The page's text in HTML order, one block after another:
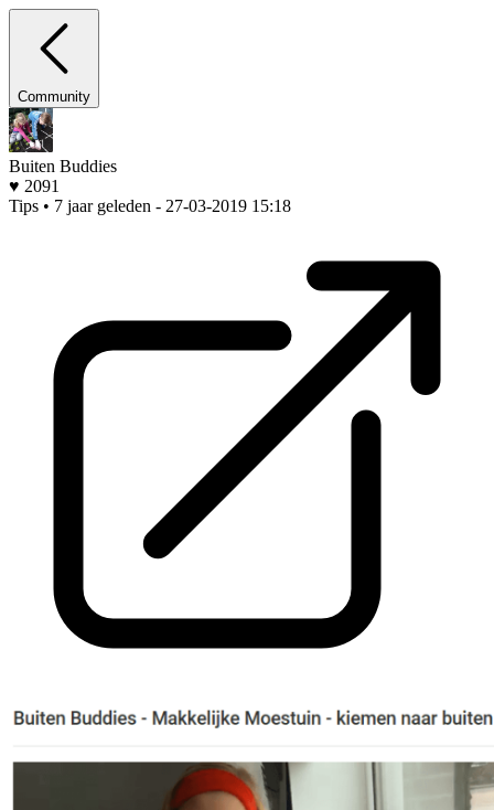
Community
Buiten Buddies
♥ 2091
Tips • 7 jaar geleden - 27-03-2019 15:18